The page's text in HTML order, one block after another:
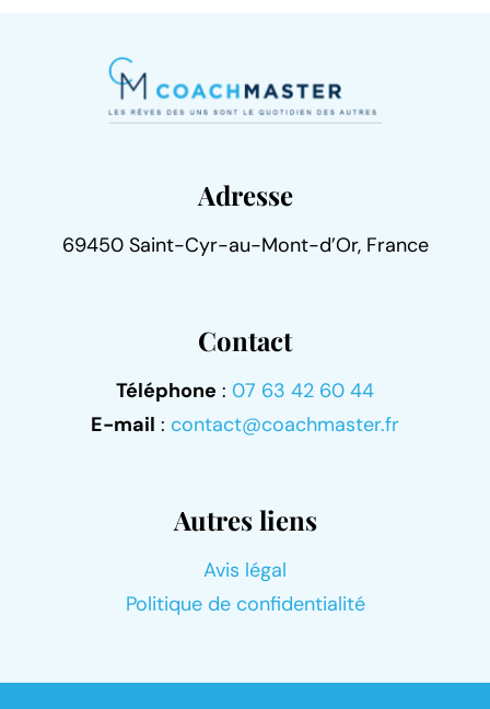
Adresse
69450 Saint-Cyr-au-Mont-d’Or, France
Contact
Téléphone : 07 63 42 60 44
E-mail : contact@coachmaster.fr
Autres liens
Avis légal
Politique de confidentialité